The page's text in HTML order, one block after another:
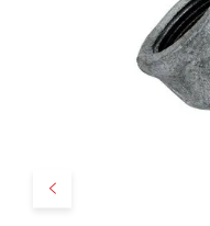
Précédent